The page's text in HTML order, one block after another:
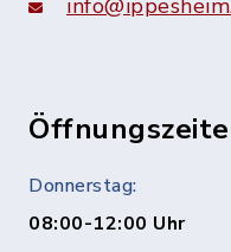
Donnerstag:
08:00-12:00 Uhr